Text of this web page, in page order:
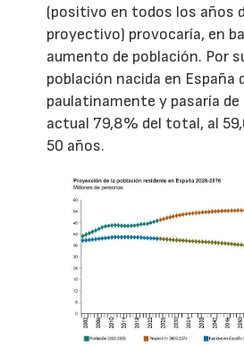
(positivo en todos los años
proyectivo) provocaría, en
aumento de población. Por
población nacida en España
paulatinamente y pasaría
actual 79,8% del total, al
50 años.